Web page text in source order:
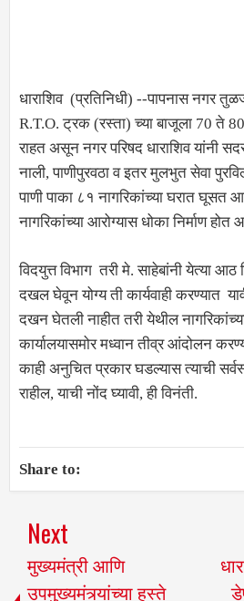
धाराशिव (प्रतिनिधी) --पापनास नगर
R.T.O. ट्रक (रस्ता) च्या बाजूला 70 ते
राहत असून नगर परिषद धाराशिव यांनी
नाली, पाणीपुरवठा व इतर मुलभुत सेवा
पाणी पाका ८१ नागरिकांच्या घरात
नागरिकांच्या आरोग्यास धोका निर्माण होत
विदयुत्त विभाग तरी मे. साहेबांनी येत्या
दखल घेवून योग्य ती कार्यवाही करण्यात
दखन घेतली नाहीत तरी येथील
कार्यालयासमोर मध्वान तीव्र आंदोलन
काही अनुचित प्रकार घडल्यास त्याची
राहील, याची नोंद घ्यावी, ही विनंती.
Share to:
Next
मुख्यमंत्री आणि
उपमुख्यमंत्र्यांच्या हस्ते